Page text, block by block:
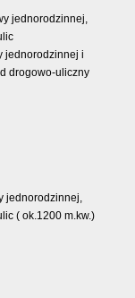
jednorodzinnej,
jednorodzinnej i
drogowo-uliczny
jednorodzinnej,
( ok.1200 m.kw.)